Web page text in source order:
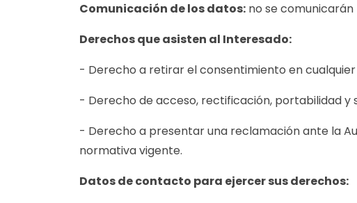
Comunicación de los datos: no se
Derechos que asisten al Interesado:
- Derecho a retirar el consentimiento en
- Derecho de acceso, rectificación, portabilidad y
- Derecho a presentar una reclamación ante la
normativa vigente.
Datos de contacto para ejercer sus derechos: